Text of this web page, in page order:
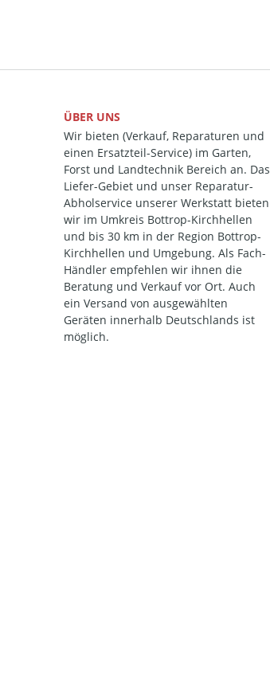
ÜBER UNS
Wir bieten (Verkauf, Reparaturen und
einen Ersatzteil-Service) im Garten,
Forst und Landtechnik Bereich an. Das
Liefer-Gebiet und unser Reparatur-
Abholservice unserer Werkstatt bieten
wir im Umkreis Bottrop-Kirchhellen
und bis 30 km in der Region Bottrop-
Kirchhellen und Umgebung. Als Fach-
Händler empfehlen wir ihnen die
Beratung und Verkauf vor Ort. Auch
ein Versand von ausgewählten
Geräten innerhalb Deutschlands ist
möglich.